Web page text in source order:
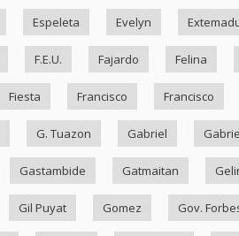
Espeleta Evelyn
F.E.U. Fajardo Felina
Fiesta Francisco Francisco
G. Tuazon Gabriel
Gastambide Gatmaitan
Gil Puyat Gomez Gov.